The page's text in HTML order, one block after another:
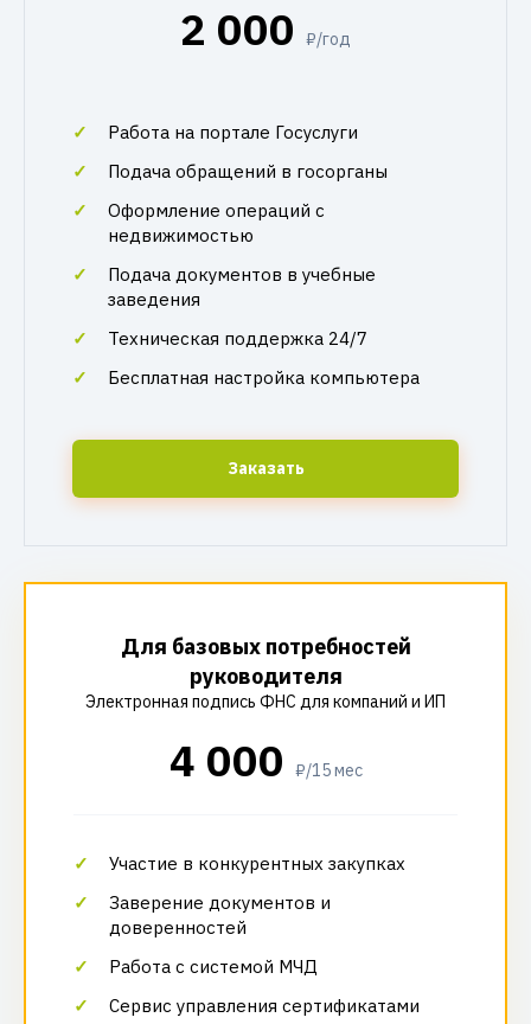
2 000 ₽/год
Работа на портале Госуслуги
Подача обращений в госорганы
Оформление операций с
недвижимостью
Подача документов в учебные
заведения
Техническая поддержка 24/7
Бесплатная настройка компьютера
Заказать
Для базовых потребностей
руководителя
Электронная подпись ФНС для компаний и ИП
4 000 ₽/15 мес
Участие в конкурентных закупках
Заверение документов и
доверенностей
Работа с системой МЧД
Сервис управления сертификатами